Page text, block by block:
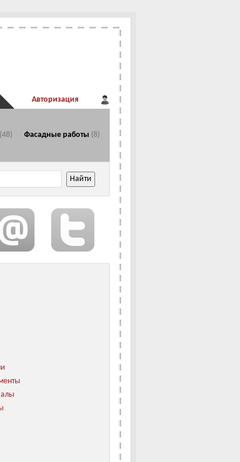
(48) Фасадные работы (8)
Авторизация